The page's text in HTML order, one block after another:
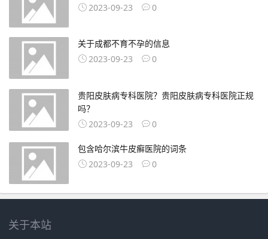
2023-09-23
0
关于成都不育不孕的信息
2023-09-23
0
贵阳皮肤病专科医院？贵阳皮肤病专科医院正规
吗？
2023-09-23
0
包含哈尔滨牛皮癣医院的词条
2023-09-23
0
关于本站